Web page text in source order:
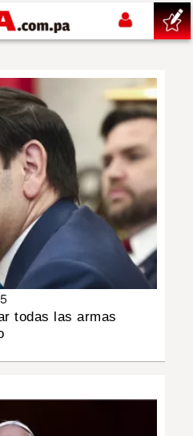
todas las armas